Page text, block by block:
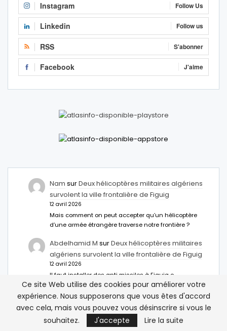
Instagram Follow Us
Linkedin Follow us
RSS S'abonner
Facebook J'aime
Nam surDeux hélicoptères militaires algériens
survolent la ville frontalière de Figuig
12 avril 2026
Mais comment on peut accepter qu’un hélicoptère
d’une armée étrangère traverse notre frontière ?
Abdelhamid M surDeux hélicoptères militaires
algériens survolent la ville frontalière de Figuig
12 avril 2026
Il faut installer des anti missiles à Figuig c
inacceptable
مصر تمنح تأشيرة مدتها خمس سنوات للمغاربة – نبض
اخبار
Égypte: Une nouvelle option de visa
pour les voyageurs marocains
Ce site Web utilise des cookies pour améliorer votre
expérience. Nous supposerons que vous êtes d'accord
avec cela, mais vous pouvez vous désinscrire si vous le
souhaitez.
J'accepte Lire la suite